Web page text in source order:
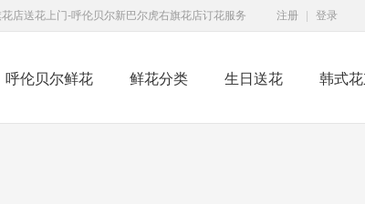
店送花上门-呼伦贝尔新巴尔虎右旗花店订花服务 注册 登录
呼伦贝尔鲜花 鲜花分类 生日送花 韩式